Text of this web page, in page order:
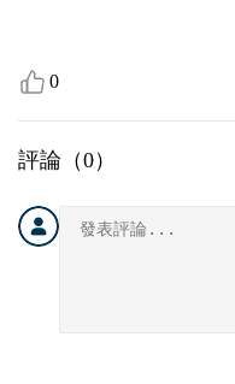
0
評論（0）